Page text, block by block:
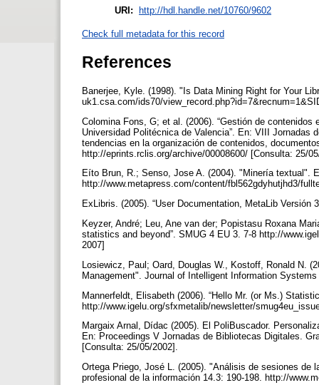
URI: http://hdl.handle.net/10760/9602
Check full metadata for this record
References
Banerjee, Kyle. (1998). "Is Data Mining Right for Your
uk1.csa.com/ids70/
Colomina Fons, G; et al. (2006). “Gestión de
Universidad Politécnica de Valencia”. En: VIII
tendencias en la organización de contenidos,
http://eprints.rclis.org/archive/00008600/ [Consulta: 25/
Eíto Brun, R.; Senso, Jose A. (2004). "Minería textual".
http://www.metapress.com/content/fbl562gdyhutjhd3/
ExLibris. (2005). “User Documentation, MetaLib
Keyzer, André; Leu, Ane van der; Popistasu Roxana
statistics and beyond”. SMUG 4 EU 3. 7-8 http://
2007]
Losiewicz, Paul; Oard, Douglas W., Kostoff, Ronald N.
Management". Journal of Intelligent Information
Mannerfeldt, Elisabeth (2006). “Hello Mr. (or Ms.)
http://www.igelu.org/sfxmetalib/newsletter/
Margaix Arnal, Dídac (2005). El PoliBuscador.
En: Proceedings V Jornadas de Bibliotecas Digitales.
[Consulta: 25/05/2002].
Ortega Priego, José L. (2005). "Análisis de sesiones de
profesional de la información 14.3: 190-198. http://